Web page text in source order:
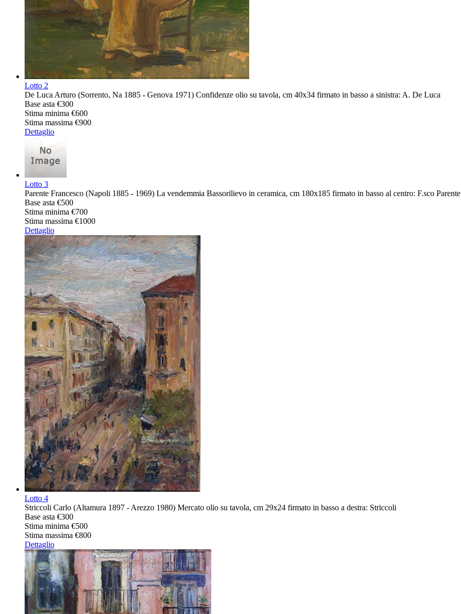
Lotto 2
De Luca Arturo (Sorrento, Na 1885 - Genova 1971) Confidenze olio su tavola, cm 40x34 firmato in basso a sinistra: A. De Luca
Base asta €300
Stima minima €600
Stima massima €900
Dettaglio
Lotto 3
Parente Francesco (Napoli 1885 - 1969) La vendemmia Bassorilievo in ceramica, cm 180x185 firmato in basso al centro: F.sco Parente
Base asta €500
Stima minima €700
Stima massima €1000
Dettaglio
Lotto 4
Striccoli Carlo (Altamura 1897 - Arezzo 1980) Mercato olio su tavola, cm 29x24 firmato in basso a destra: Striccoli
Base asta €300
Stima minima €500
Stima massima €800
Dettaglio